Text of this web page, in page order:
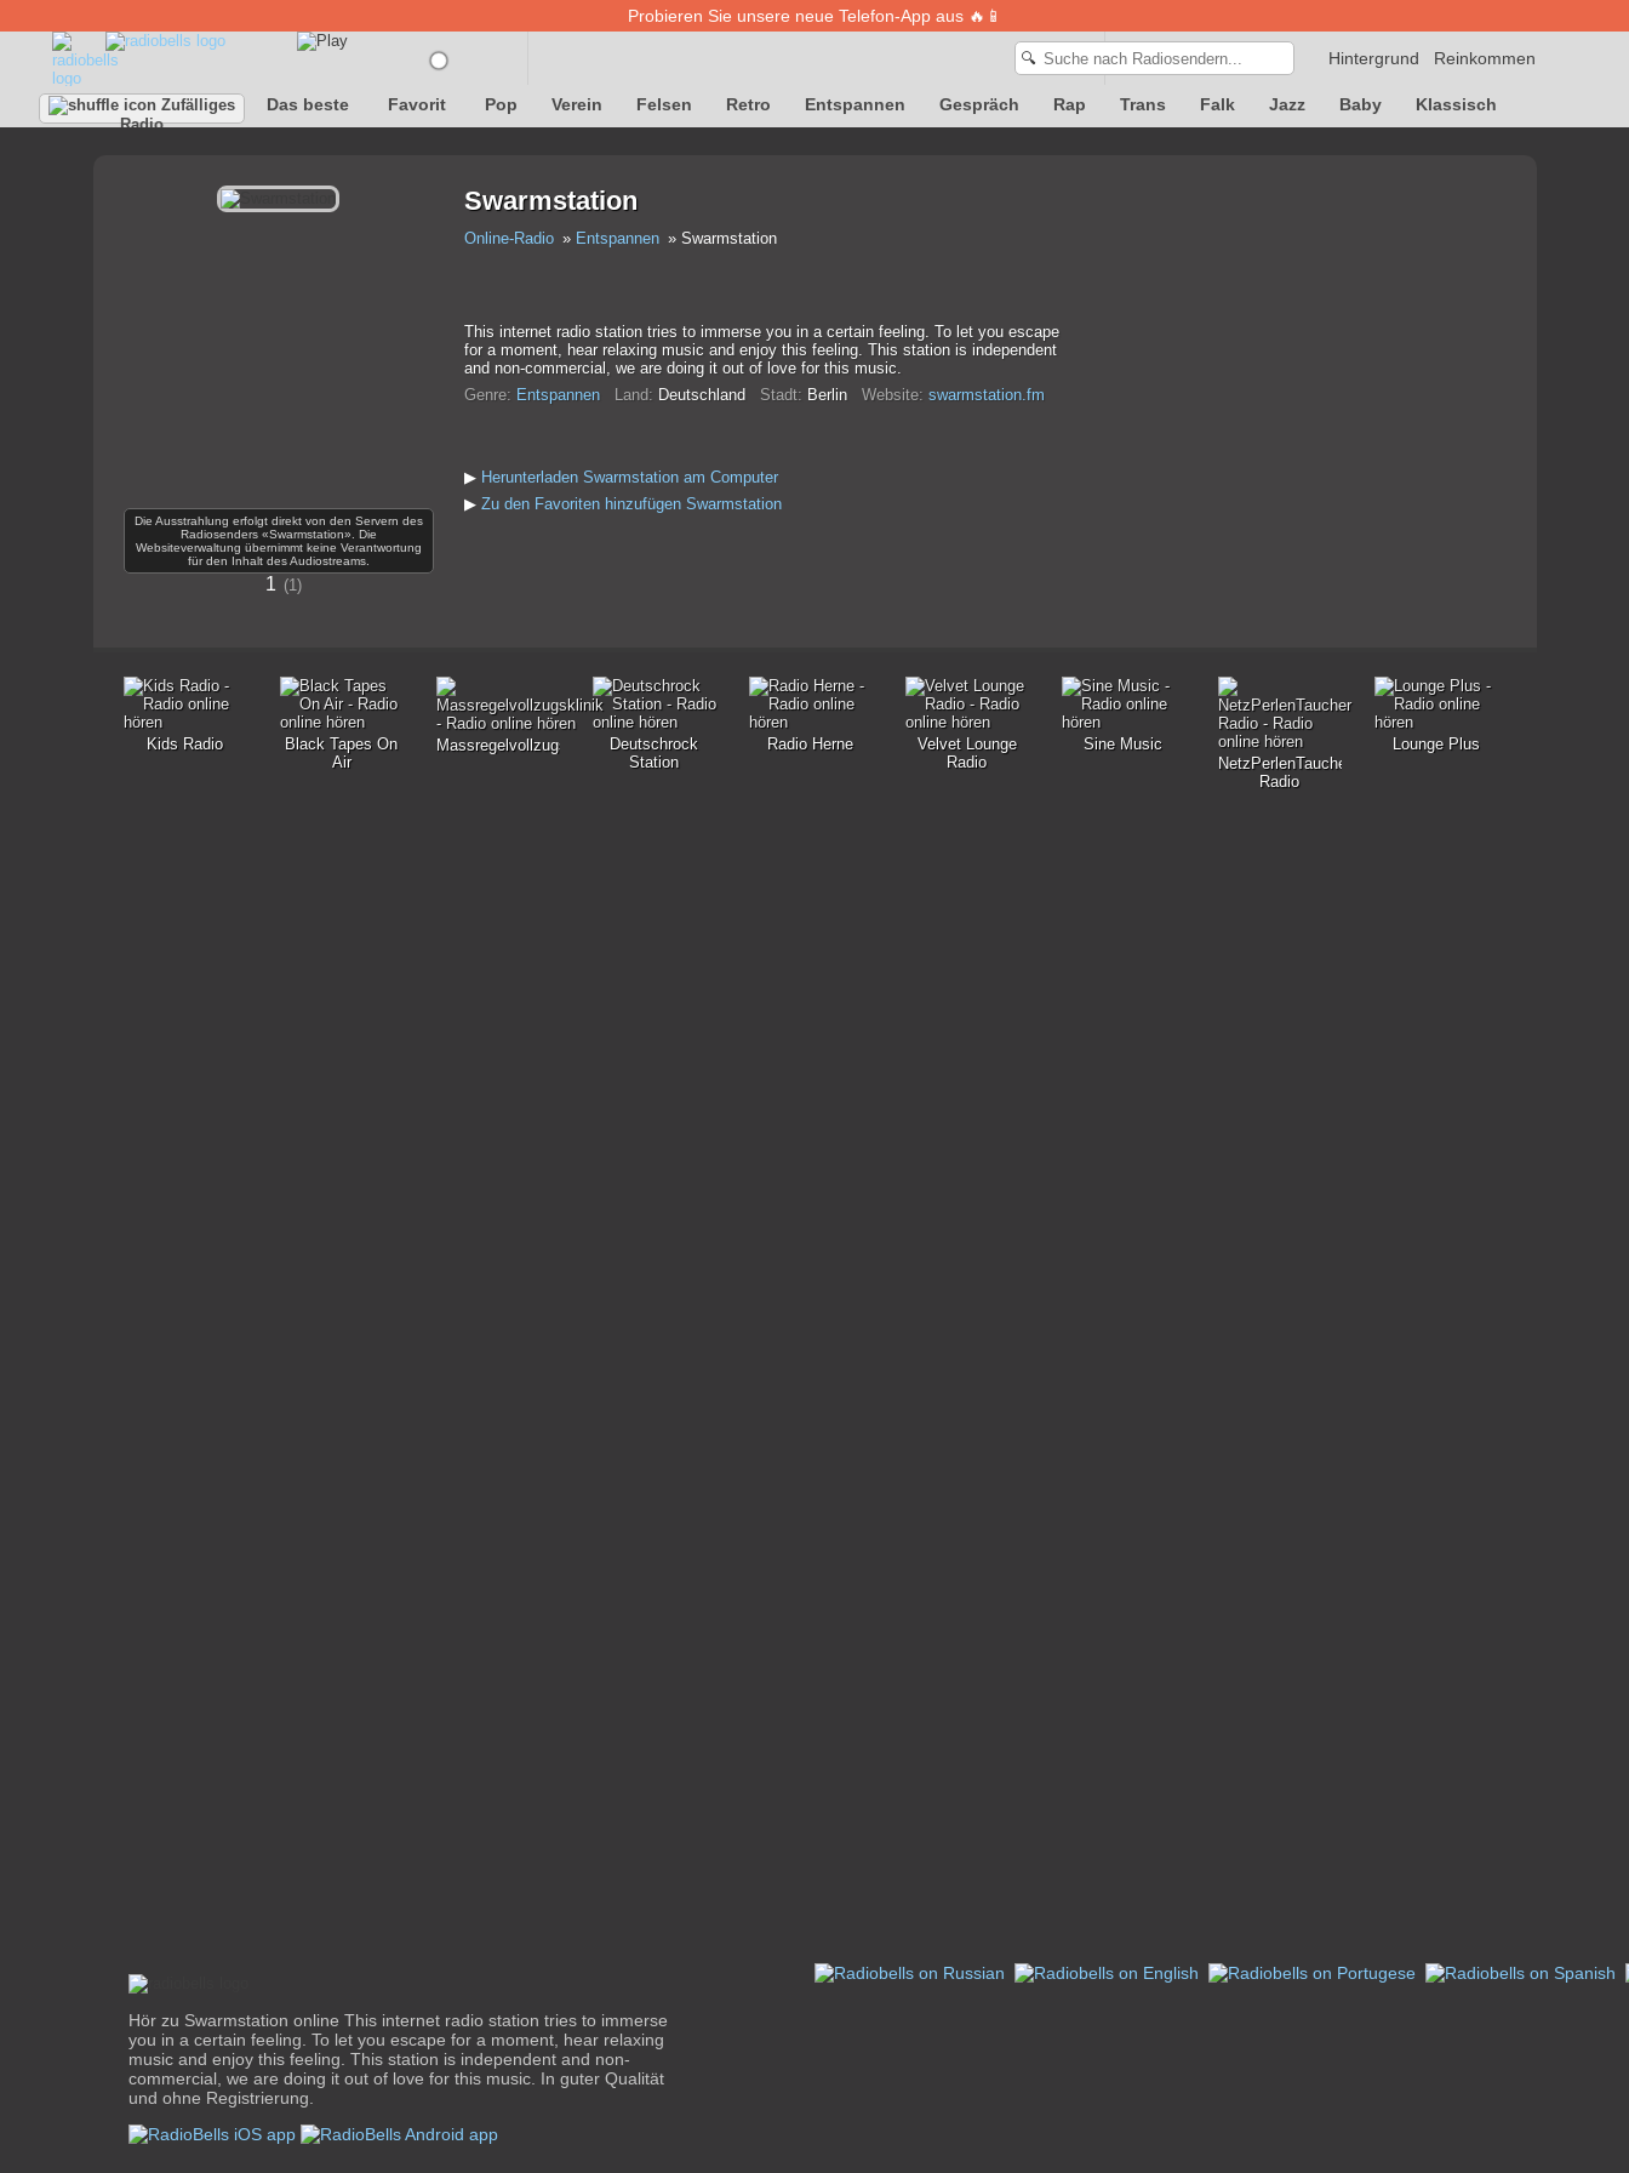
Probieren Sie unsere neue Telefon-App aus 🔥📱
Reinkommen
Hintergrund
🔍
Zufälliges
Radio
Das beste Favorit Pop Verein Felsen Retro Entspannen Gespräch Rap Trans Falk Jazz Baby Klassisch
Die Ausstrahlung erfolgt direkt von den Servern des
Radiosenders «Swarmstation». Die
Websiteverwaltung übernimmt keine Verantwortung
für den Inhalt des Audiostreams.
1 1
Swarmstation
Online-Radio Entspannen Swarmstation
This internet radio station tries to immerse you in a certain feeling. To let you escape
for a moment, hear relaxing music and enjoy this feeling. This station is independent
and non-commercial, we are doing it out of love for this music.
Genre: Entspannen Land: Deutschland Stadt: Berlin Website: swarmstation.fm
▶ Herunterladen Swarmstation am Computer
▶ Zu den Favoriten hinzufügen Swarmstation
Kids Radio
Black Tapes On
Air
Massregelvollzugsklinik
Deutschrock
Station
Radio Herne
Velvet Lounge
Radio
Sine Music
NetzPerlenTaucher
Radio
Lounge Plus
Hör zu Swarmstation online This internet radio station tries to immerse
you in a certain feeling. To let you escape for a moment, hear relaxing
music and enjoy this feeling. This station is independent and non-
commercial, we are doing it out of love for this music. In guter Qualität
und ohne Registrierung.